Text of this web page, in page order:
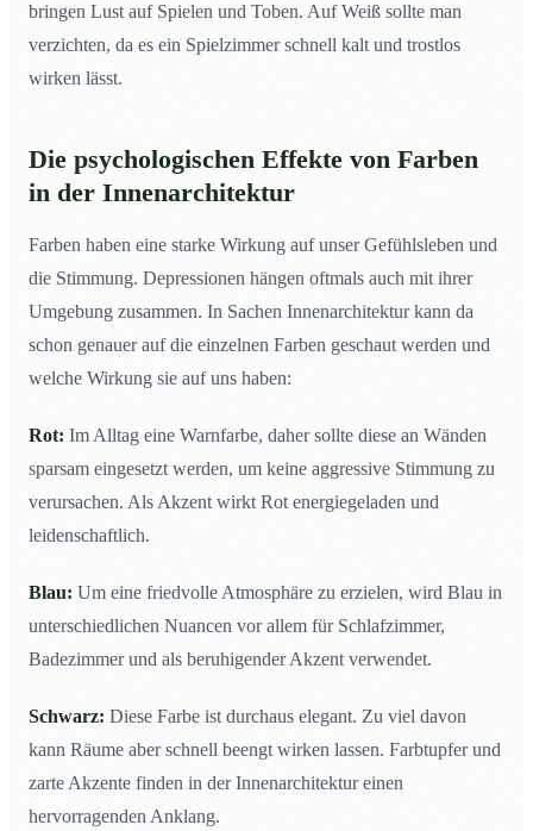
bringen Lust auf Spielen und Toben. Auf Weiß sollte man
verzichten, da es ein Spielzimmer schnell kalt und trostlos
wirken lässt.
Die psychologischen Effekte von Farben
in der Innenarchitektur
Farben haben eine starke Wirkung auf unser Gefühlsleben und
die Stimmung. Depressionen hängen oftmals auch mit ihrer
Umgebung zusammen. In Sachen Innenarchitektur kann da
schon genauer auf die einzelnen Farben geschaut werden und
welche Wirkung sie auf uns haben:
Rot: Im Alltag eine Warnfarbe, daher sollte diese an Wänden
sparsam eingesetzt werden, um keine aggressive Stimmung zu
verursachen. Als Akzent wirkt Rot energiegeladen und
leidenschaftlich.
Blau: Um eine friedvolle Atmosphäre zu erzielen, wird Blau in
unterschiedlichen Nuancen vor allem für Schlafzimmer,
Badezimmer und als beruhigender Akzent verwendet.
Schwarz: Diese Farbe ist durchaus elegant. Zu viel davon
kann Räume aber schnell beengt wirken lassen. Farbtupfer und
zarte Akzente finden in der Innenarchitektur einen
hervorragenden Anklang.